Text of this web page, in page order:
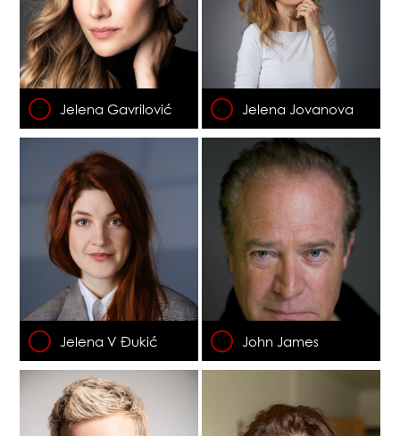
Jelena Gavrilović Jelena Jovanova
Jelena V Đukić John James